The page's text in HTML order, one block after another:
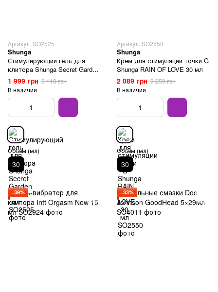
Артикул: SO2525
Shunga
Стимулирующий гель для
клитора Shunga Secret Garden
30 мл
1 999 грн 3 118 грн
В наличии
Объем (мл)
30
Артикул: SO2550
Shunga
Крем для стимуляции точки G
Shunga RAIN OF LOVE 30 мл
2 089 грн 3 259 грн
В наличии
Объем (мл)
30
−39% −33%